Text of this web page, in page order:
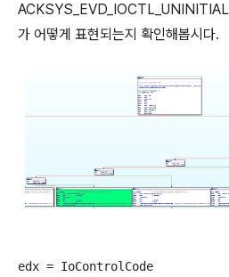
가 어떻게 표현되는지 확인해봅시다.
edx = IoControlCode